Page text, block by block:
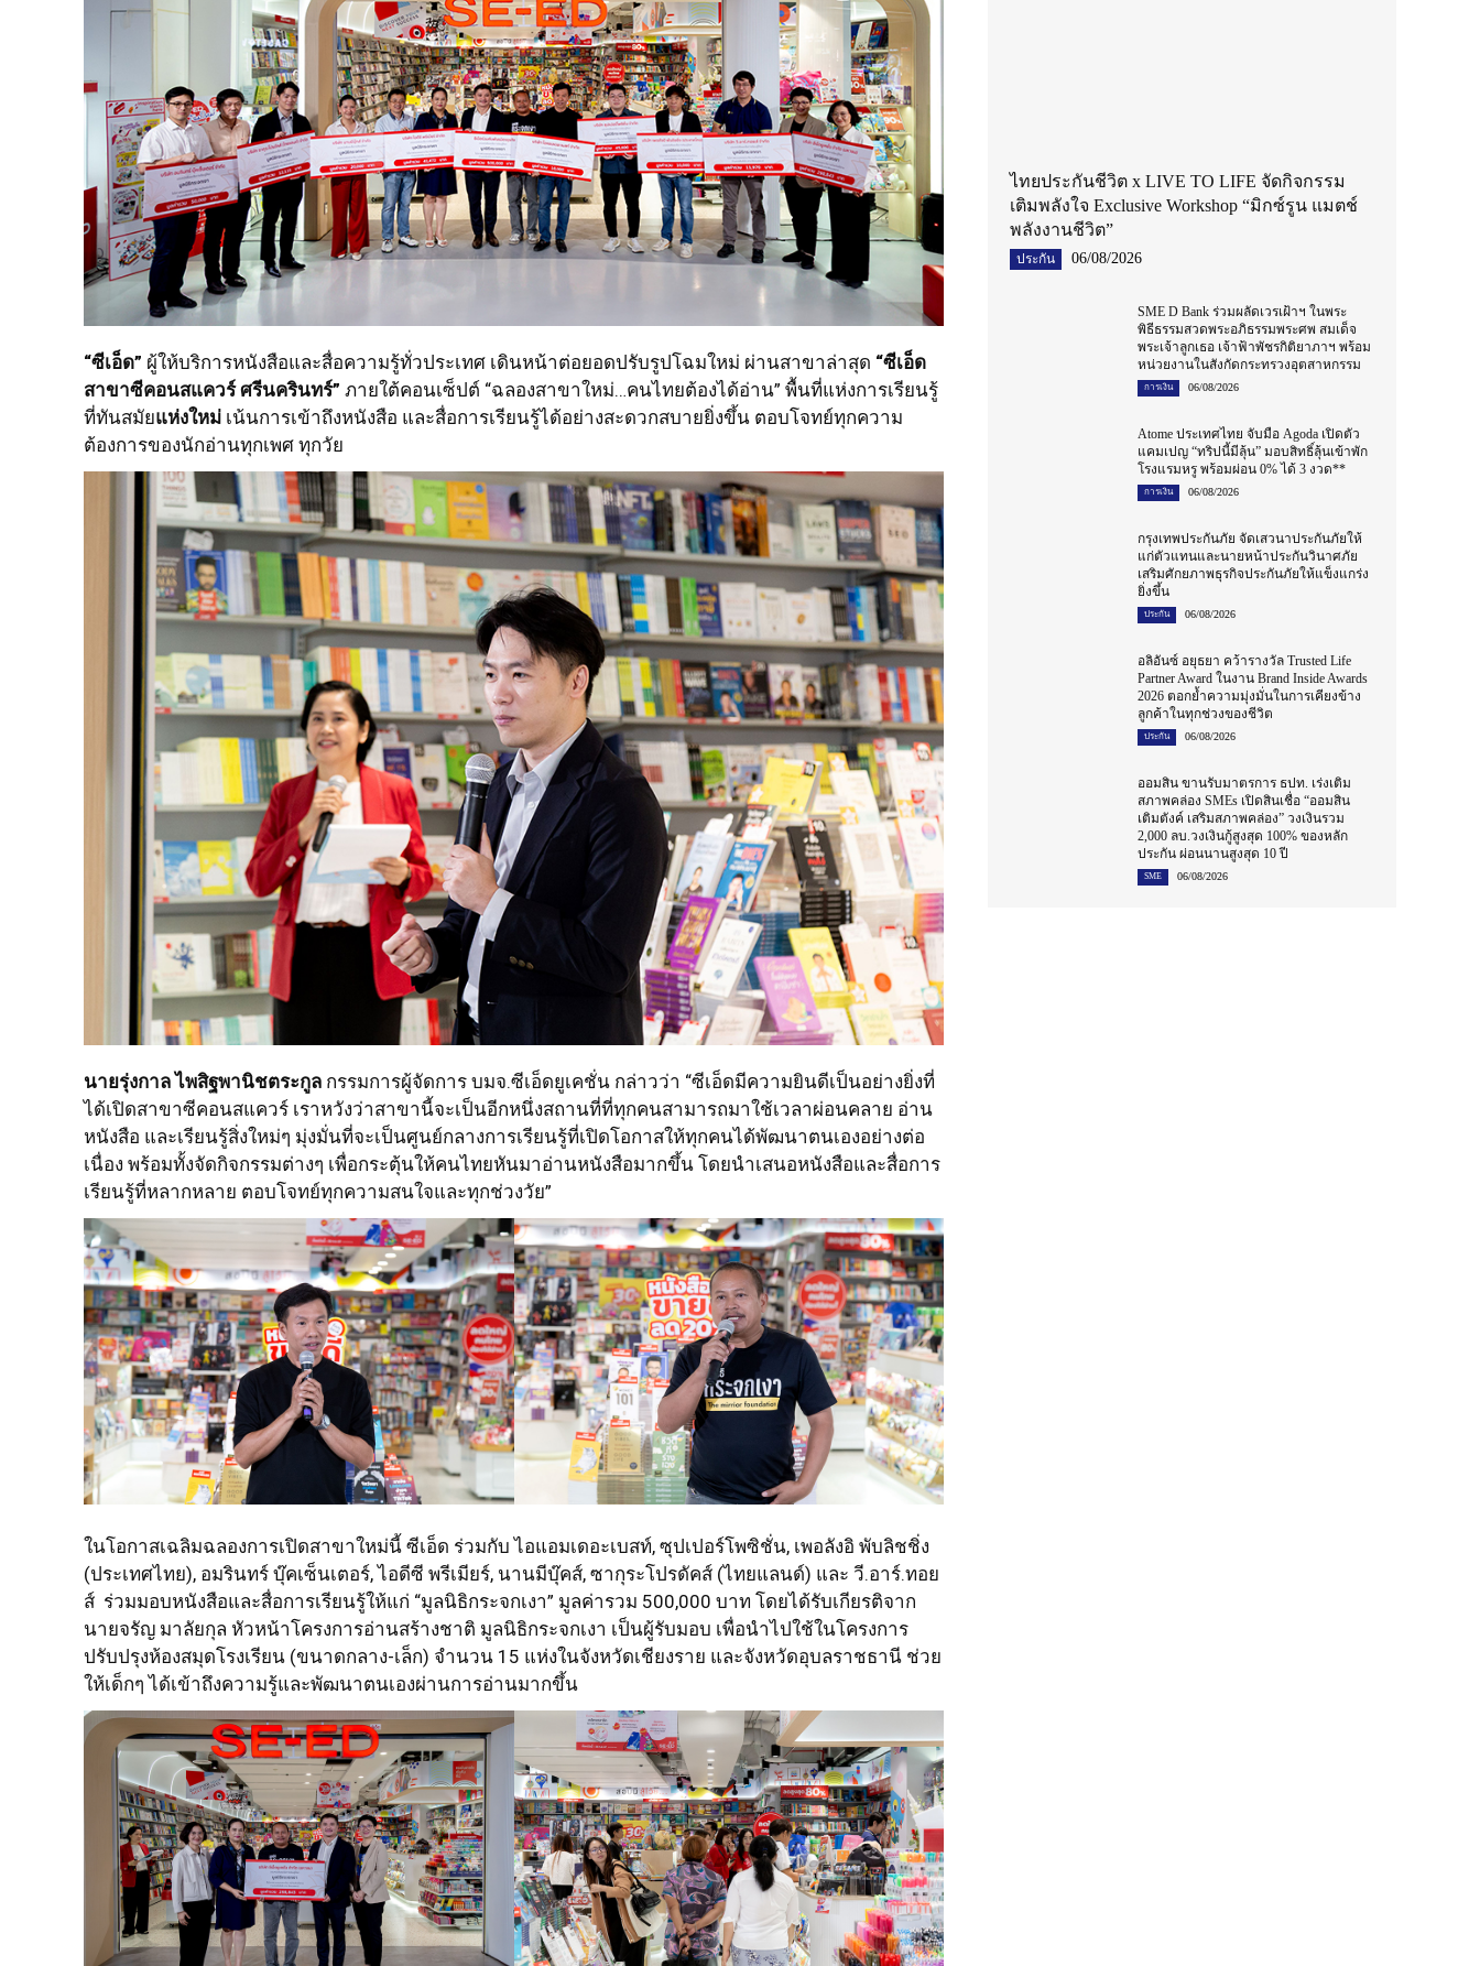
“ซีเอ็ด” ผู้ให้บริการหนังสือและสื่อความรู้ทั่วประเทศ เดินหน้าต่อยอดปรับรูปโฉมใหม่ ผ่านสาขาล่าสุด “ซีเอ็ด
สาขาซีคอนสแควร์ ศรีนครินทร์” ภายใต้คอนเซ็ปต์ “ฉลองสาขาใหม่…คนไทยต้องได้อ่าน” พื้นที่แห่งการเรียนรู้
ที่ทันสมัยแห่งใหม่ เน้นการเข้าถึงหนังสือ และสื่อการเรียนรู้ได้อย่างสะดวกสบายยิ่งขึ้น ตอบโจทย์ทุกความ
ต้องการของนักอ่านทุกเพศ ทุกวัย
นายรุ่งกาล ไพสิฐพานิชตระกูล กรรมการผู้จัดการ บมจ.ซีเอ็ดยูเคชั่น กล่าวว่า “ซีเอ็ดมีความยินดีเป็นอย่างยิ่งที่
ได้เปิดสาขาซีคอนสแควร์ เราหวังว่าสาขานี้จะเป็นอีกหนึ่งสถานที่ที่ทุกคนสามารถมาใช้เวลาผ่อนคลาย อ่าน
หนังสือ และเรียนรู้สิ่งใหม่ๆ มุ่งมั่นที่จะเป็นศูนย์กลางการเรียนรู้ที่เปิดโอกาสให้ทุกคนได้พัฒนาตนเองอย่างต่อ
เนื่อง พร้อมทั้งจัดกิจกรรมต่างๆ เพื่อกระตุ้นให้คนไทยหันมาอ่านหนังสือมากขึ้น โดยนำเสนอหนังสือและสื่อการ
เรียนรู้ที่หลากหลาย ตอบโจทย์ทุกความสนใจและทุกช่วงวัย”
ในโอกาสเฉลิมฉลองการเปิดสาขาใหม่นี้ ซีเอ็ด ร่วมกับ ไอแอมเดอะเบสท์, ซุปเปอร์โพซิชั่น, เพอลังอิ พับลิชชิ่ง
(ประเทศไทย), อมรินทร์ บุ๊คเซ็นเตอร์, ไอดีซี พรีเมียร์, นานมีบุ๊คส์, ซากุระโปรดัคส์ (ไทยแลนด์) และ วี.อาร์.ทอย
ส์ ร่วมมอบหนังสือและสื่อการเรียนรู้ให้แก่ “มูลนิธิกระจกเงา” มูลค่ารวม 500,000 บาท โดยได้รับเกียรติจาก
นายจรัญ มาลัยกุล หัวหน้าโครงการอ่านสร้างชาติ มูลนิธิกระจกเงา เป็นผู้รับมอบ เพื่อนำไปใช้ในโครงการ
ปรับปรุงห้องสมุดโรงเรียน (ขนาดกลาง-เล็ก) จำนวน 15 แห่งในจังหวัดเชียงราย และจังหวัดอุบลราชธานี ช่วย
ให้เด็กๆ ได้เข้าถึงความรู้และพัฒนาตนเองผ่านการอ่านมากขึ้น
ไทยประกันชีวิต x LIVE TO LIFE จัดกิจกรรม
เติมพลังใจ Exclusive Workshop “มิกซ์รูน แมตช์
พลังงานชีวิต”
ประกัน 06/08/2026
SME D Bank ร่วมผลัดเวรเฝ้าฯ ในพระ
พิธีธรรมสวดพระอภิธรรมพระศพ สมเด็จ
พระเจ้าลูกเธอ เจ้าฟ้าพัชรกิติยาภาฯ พร้อม
หน่วยงานในสังกัดกระทรวงอุตสาหกรรม
การเงิน 06/08/2026
Atome ประเทศไทย จับมือ Agoda เปิดตัว
แคมเปญ “ทริปนี้มีลุ้น” มอบสิทธิ์ลุ้นเข้าพัก
โรงแรมหรู พร้อมผ่อน 0% ได้ 3 งวด**
การเงิน 06/08/2026
กรุงเทพประกันภัย จัดเสวนาประกันภัยให้
แก่ตัวแทนและนายหน้าประกันวินาศภัย
เสริมศักยภาพธุรกิจประกันภัยให้แข็งแกร่ง
ยิ่งขึ้น
ประกัน 06/08/2026
อลิอันซ์ อยุธยา คว้ารางวัล Trusted Life
Partner Award ในงาน Brand Inside Awards
2026 ตอกย้ำความมุ่งมั่นในการเคียงข้าง
ลูกค้าในทุกช่วงของชีวิต
ประกัน 06/08/2026
ออมสิน ขานรับมาตรการ ธปท. เร่งเติม
สภาพคล่อง SMEs เปิดสินเชื่อ “ออมสิน
เติมตังค์ เสริมสภาพคล่อง” วงเงินรวม
2,000 ลบ.วงเงินกู้สูงสุด 100% ของหลัก
ประกัน ผ่อนนานสูงสุด 10 ปี
SME 06/08/2026